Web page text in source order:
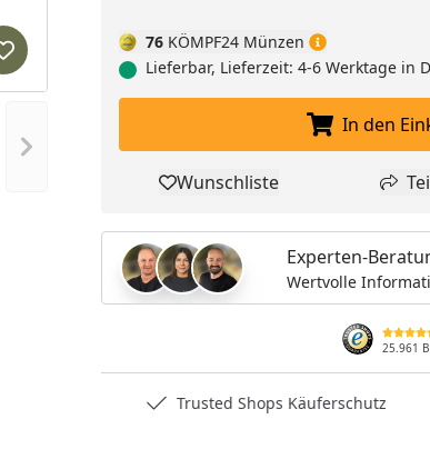
Nächstes Bild anzeigen
Produkt zur Wunschliste hinzufügen
76 KÖMPF24 Münzen
Lieferbar, Lieferzeit: 4-6 Werktage in
In den
Produkt zur Wunschliste
Wunschliste
Experten-
Wertvolle
25.961
Trusted Shops Käuferschutz